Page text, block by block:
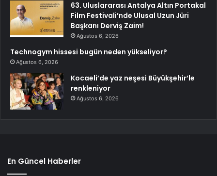
63. Uluslararası Antalya Altın Portakal
Film Festivali’nde Ulusal Uzun Jüri
Başkanı Derviş Zaim!
Ağustos 6, 2026
Technogym hissesi bugün neden yükseliyor?
Ağustos 6, 2026
Kocaeli’de yaz neşesi Büyükşehir’le
renkleniyor
Ağustos 6, 2026
En Güncel Haberler